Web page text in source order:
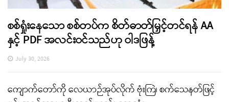
စစ်ရှုံးနေသော စစ်တပ်က စိတ်ဓာတ်မြှင့်တင်ရန် AA
နှင့် PDF အလင်းဝင်သည်ဟု ဝါဒဖြန့်
July 30, 2026
ကျောက်တော်ကို လေယာဉ်အုပ်လိုက် ဗုံးကြဲ၊ စက်သေနတ်ဖြင့်